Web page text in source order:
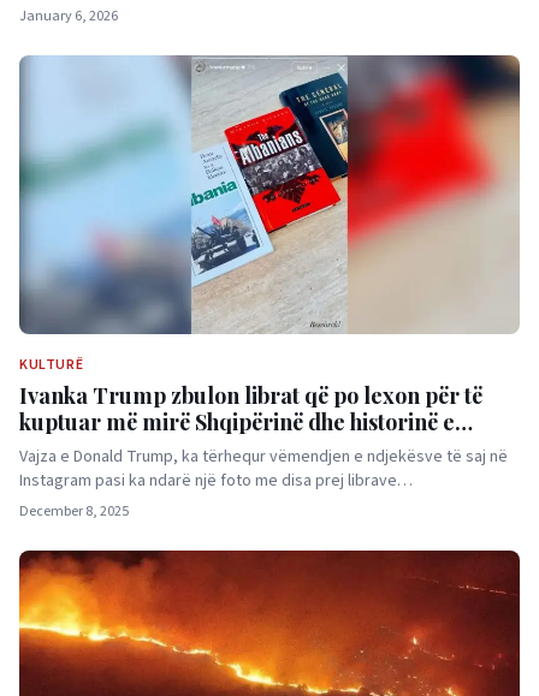
January 6, 2026
KULTURË
Ivanka Trump zbulon librat që po lexon për të
kuptuar më mirë Shqipërinë dhe historinë e
Ballkanit
Vajza e Donald Trump, ka tërhequr vëmendjen e ndjekësve të saj në
Instagram pasi ka ndarë një foto me disa prej librave…
December 8, 2025